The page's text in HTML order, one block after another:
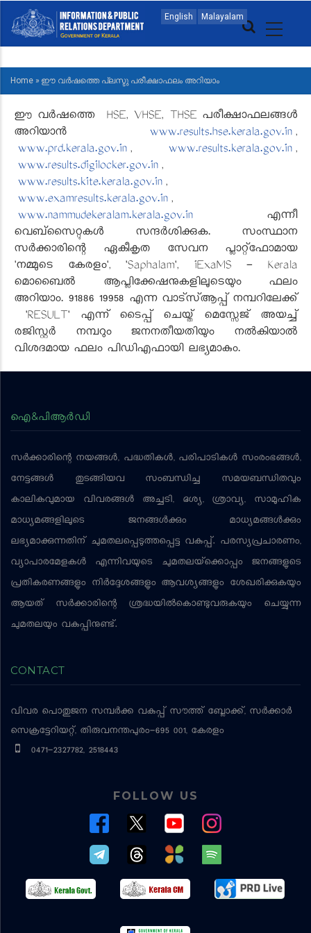
main
English Malayalam
MAIN
NAVIGATION
MALAYALAM
BREADCRUMB
Home » ഈ വർഷത്തെ പ്ലസ്ടു പരീക്ഷാഫലം അറിയാം
ഈ വർഷത്തെ HSE, VHSE, THSE പരീക്ഷാഫലങ്ങള്‍
അറിയാൻ
www.results.hse.kerala.gov.in ,
www.prd.kerala.gov.in , www.results.kerala.gov.in ,
www.results.digilocker.gov.in ,
www.results.kite.kerala.gov.in ,
www.examresults.kerala.gov.in ,
www.nammudekeralam.kerala.gov.in
എന്നീ
വെബ്സൈറ്റുകൾ സന്ദർശിക്കുക. സംസ്ഥാന
സർക്കാരിന്റെ ഏകീകൃത സേവന പ്ലാറ്റ്ഫോമായ
'നമ്മുടെ കേരളം', 'Saphalam', iExaMS - Kerala
മൊബൈൽ ആപ്ലിക്കേഷനുകളിലൂടെയും ഫലം
അറിയാം. 91886 19958 എന്ന വാട്‌സ്ആപ്പ് നമ്പറിലേക്ക്
'RESULT' എന്ന് ടൈപ്പ് ചെയ്ത് മെസ്സേജ് അയച്ച്
രജിസ്റ്റർ നമ്പറും ജനനതീയതിയും നൽകിയാൽ
വിശദമായ ഫലം പിഡിഎഫായി ലഭ്യമാകും.
ഐ&പിആര്‍ഡി
സര്‍ക്കാരിന്റെ നയങ്ങള്‍, പദ്ധതികള്‍, പരിപാടികള്‍ സംരംഭങ്ങള്‍,
നേട്ടങ്ങള്‍ തുടങ്ങിയവ സംബന്ധിച്ച സമയബന്ധിതവും
കാലികവുമായ വിവരങ്ങള്‍ അച്ചടി, ദൃശ്യ, ശ്രാവ്യ, സാമൂഹിക
മാധ്യമങ്ങളിലൂടെ ജനങ്ങള്‍ക്കും മാധ്യമങ്ങള്‍ക്കും
ലഭ്യമാക്കുന്നതിന് ചുമതലപ്പെടുത്തപ്പെട്ട വകുപ്പ്. പരസ്യപ്രചാരണം,
വ്യാപാരമേളകള്‍ എന്നിവയുടെ ചുമതലയ്‌ക്കൊപ്പം ജനങ്ങളുടെ
പ്രതികരണങ്ങളും നിര്‍ദ്ദേശങ്ങളും ആവശ്യങ്ങളും ശേഖരിക്കുകയും
ആയത് സര്‍ക്കാരിന്റെ ശ്രദ്ധയില്‍കൊണ്ടുവരുകയും ചെയ്യുന്ന
ചുമതലയും വകുപ്പിനുണ്ട്.
CONTACT
വിവര പൊതുജന സമ്പര്‍ക്ക വകുപ്പ് സൗത്ത് ബ്ലോക്ക്, സര്‍ക്കാര്‍
സെക്രട്ടേറിയറ്റ്, തിരുവനന്തപുരം-695 001, കേരളം
0471-2327782, 2518443
FOLLOW US